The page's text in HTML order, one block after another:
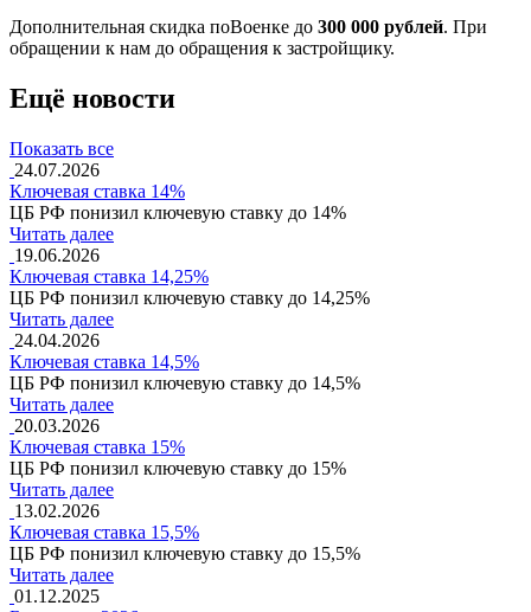
Дополнительная скидка поВоенке до 300 000 рублей. При
обращении к нам до обращения к застройщику.
Ещё новости
Показать все
24.07.2026
Ключевая ставка 14%
ЦБ РФ понизил ключевую ставку до 14%
Читать далее
19.06.2026
Ключевая ставка 14,25%
ЦБ РФ понизил ключевую ставку до 14,25%
Читать далее
24.04.2026
Ключевая ставка 14,5%
ЦБ РФ понизил ключевую ставку до 14,5%
Читать далее
20.03.2026
Ключевая ставка 15%
ЦБ РФ понизил ключевую ставку до 15%
Читать далее
13.02.2026
Ключевая ставка 15,5%
ЦБ РФ понизил ключевую ставку до 15,5%
Читать далее
01.12.2025